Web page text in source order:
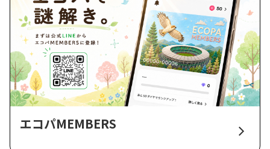
エコパMEMBERS